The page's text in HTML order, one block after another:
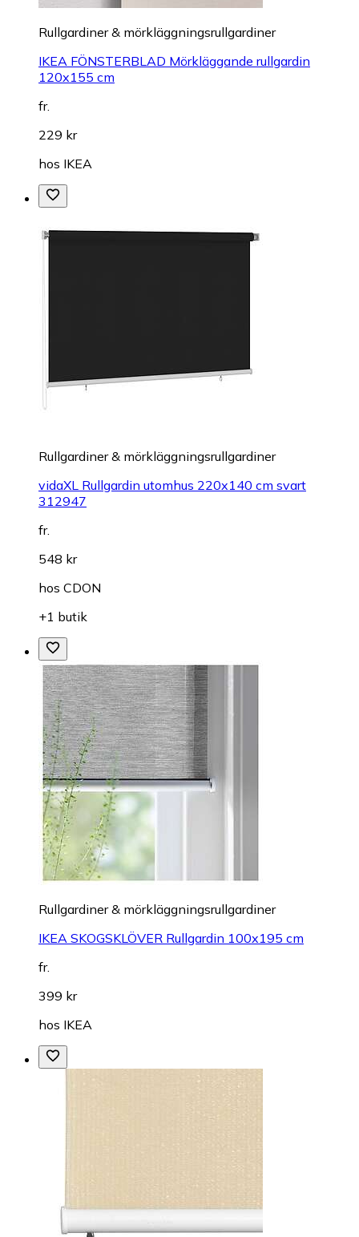
Rullgardiner & mörkläggningsrullgardiner
IKEA FÖNSTERBLAD Mörkläggande rullgardin
120x155 cm
fr.
229 kr
hos IKEA
Rullgardiner & mörkläggningsrullgardiner
vidaXL Rullgardin utomhus 220x140 cm svart
312947
fr.
548 kr
hos CDON
+1 butik
Rullgardiner & mörkläggningsrullgardiner
IKEA SKOGSKLÖVER Rullgardin 100x195 cm
fr.
399 kr
hos IKEA